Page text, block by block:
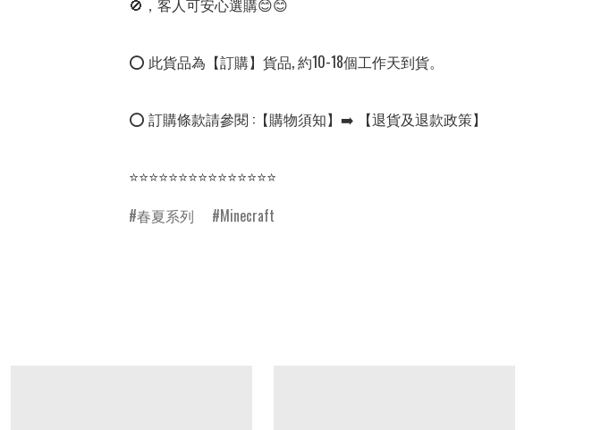
🚫，客人可安心選購😊😊
⭕ 此貨品為【訂購】貨品, 約10-18個工作天到貨。
⭕ 訂購條款請參閱 :【購物須知】➡️ 【退貨及退款政策】
⭐⭐⭐⭐⭐⭐⭐⭐⭐⭐⭐⭐⭐⭐⭐
春夏系列
Minecraft